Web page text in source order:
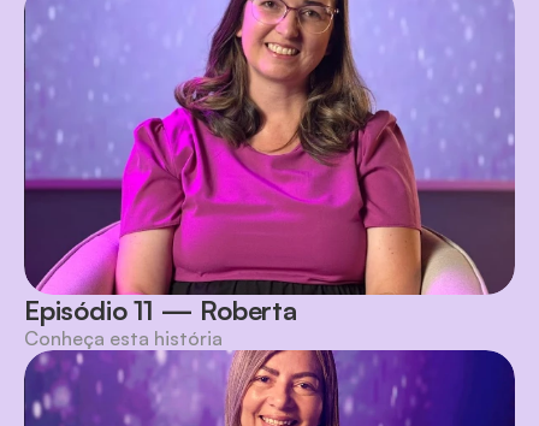
Episódio 11 — Roberta
Conheça esta história